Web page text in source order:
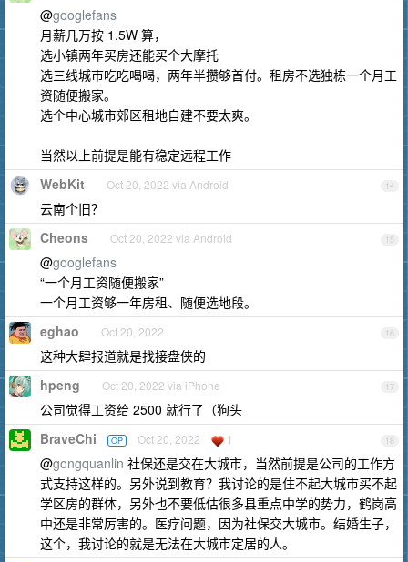
@googlefans
月薪几万按 1.5W 算，
选小镇两年买房还能买个大摩托
选三线城市吃吃喝喝，两年半攒够首付。租房不选独栋一个月工
资随便搬家。
选个中心城市郊区租地自建不要太爽。
当然以上前提是能有稳定远程工作
14
WebKit Oct 20, 2022 via Android
云南个旧？
15
Cheons Oct 20, 2022 via Android
@googlefans
“一个月工资随便搬家”
一个月工资够一年房租、随便选地段。
16
eghao Oct 20, 2022
这种大肆报道就是找接盘侠的
17
hpeng Oct 20, 2022 via iPhone
公司觉得工资给 2500 就行了（狗头
18
BraveChi OP Oct 20, 2022 1
@gongquanlin 社保还是交在大城市，当然前提是公司的工作方
式支持这样的。另外说到教育？我讨论的是住不起大城市买不起
学区房的群体，另外也不要低估很多县重点中学的势力，鹤岗高
中还是非常厉害的。医疗问题，因为社保交大城市。结婚生子，
这个，我讨论的就是无法在大城市定居的人。